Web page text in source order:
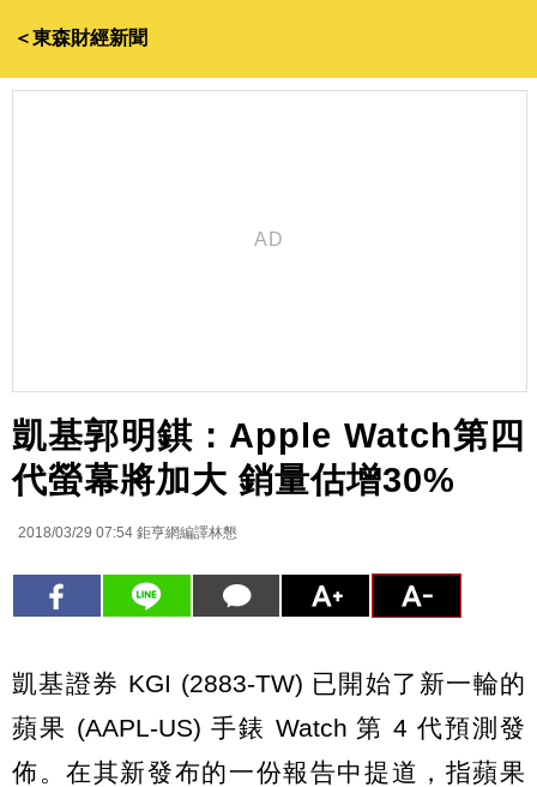
＜東森財經新聞
凱基郭明錤：Apple Watch第四
代螢幕將加大 銷量估增30%
2018/03/29 07:54 鉅亨網編譯林懇
凱基證券 KGI (2883-TW) 已開始了新一輪的
蘋果 (AAPL-US) 手錶 Watch 第 4 代預測發
佈。在其新發布的一份報告中提道，指蘋果